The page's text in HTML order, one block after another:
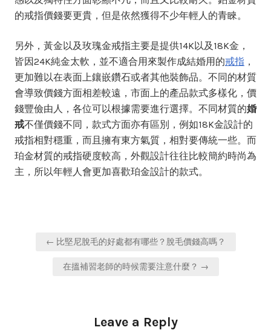
的戒指價錢要更貴，但是依然獲得不少年輕人的青睞。
另外，黃金以及玫瑰金戒指主要是提供14K以及18K金，
皆因24K純金太軟，並不適合用來製作成結婚用的戒指 ，
更加難以在表面上鑲嵌鑽石或者其他裝飾品。不同的材質
會導致價錢方面相差較遠，市面上的產品款式多樣化，價
錢豐儉由人，各位可以根據需要進行選擇。不同材質的婚
戒不僅價錢不同，款式方面亦有區別，例如18K金設計的
戒指相對穩重，而且擁有東方氣質，相對要傳統一些。而
珀金材質的戒指硬度較高，外觀設計往往比較簡約時尚為
主，所以年輕人會更加喜歡珀金設計的款式。
Post← 比堅尼脫毛的好處都有哪些？脫毛價錢高嗎？
在搵補習老師的時候需要注意什麼？ →
Leave a Reply